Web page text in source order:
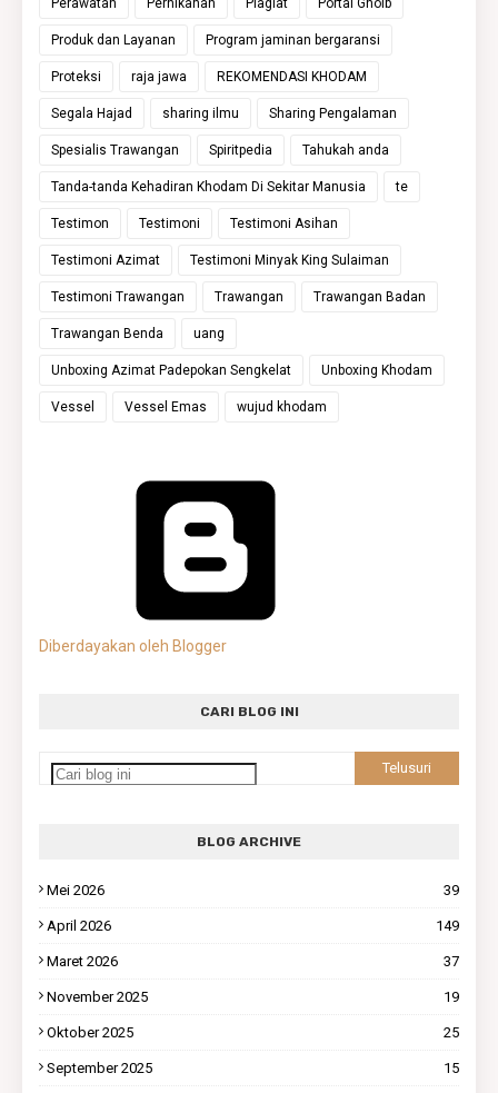
Produk dan Layanan Program jaminan bergaransi
Proteksi raja jawa REKOMENDASI KHODAM
Segala Hajad sharing ilmu Sharing Pengalaman
Spesialis Trawangan Spiritpedia Tahukah anda
Tanda-tanda Kehadiran Khodam Di Sekitar Manusia te
Testimon Testimoni Testimoni Asihan
Testimoni Azimat Testimoni Minyak King Sulaiman
Testimoni Trawangan Trawangan Trawangan Badan
Trawangan Benda uang
Unboxing Azimat Padepokan Sengkelat Unboxing Khodam
Vessel Vessel Emas wujud khodam
Diberdayakan oleh Blogger
CARI BLOG INI
BLOG ARCHIVE
Mei 2026 39
April 2026 149
Maret 2026 37
November 2025 19
Oktober 2025 25
September 2025 15